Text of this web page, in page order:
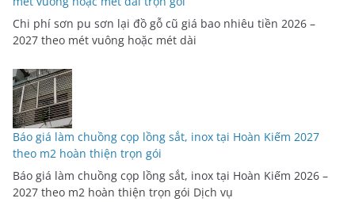
Chi phí sơn pu sơn lại đồ gỗ cũ giá bao nhiêu tiền 2026 –
2027 theo mét vuông hoặc mét dài
Báo giá làm chuồng cọp lồng sắt, inox tại Hoàn Kiếm 2027
theo m2 hoàn thiện trọn gói
Báo giá làm chuồng cọp lồng sắt, inox tại Hoàn Kiếm 2026 –
2027 theo m2 hoàn thiện trọn gói Dịch vụ